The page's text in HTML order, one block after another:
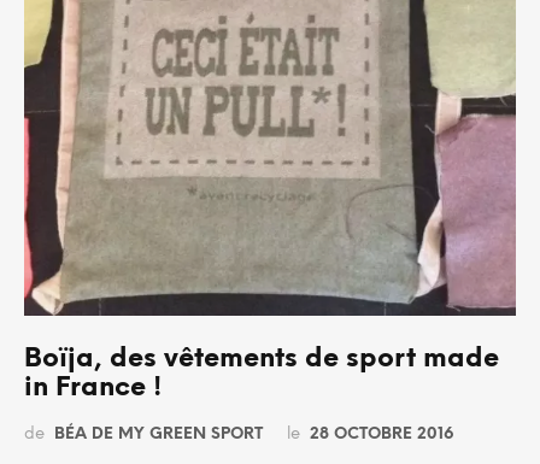
Boïja, des vêtements de sport made
in France !
de BÉA DE MY GREEN SPORT le 28 OCTOBRE 2016